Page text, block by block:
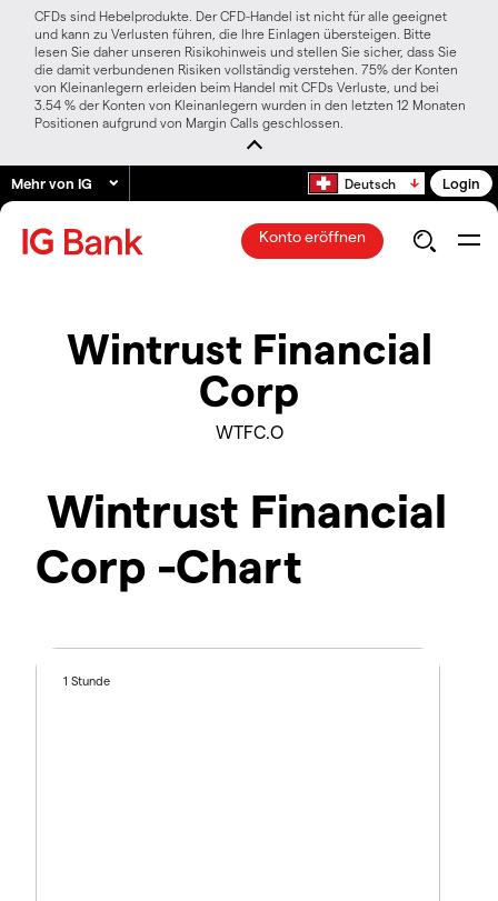
CFDs sind Hebelprodukte. Der CFD-Handel ist nicht für alle geeignet
und kann zu Verlusten führen, die Ihre Einlagen übersteigen. Bitte
lesen Sie daher unseren Risikohinweis und stellen Sie sicher, dass Sie
die damit verbundenen Risiken vollständig verstehen. 75% der Konten
von Kleinanlegern erleiden beim Handel mit CFDs Verluste, und bei
3.54 % der Konten von Kleinanlegern wurden in den letzten 12 Monaten
Positionen aufgrund von Margin Calls geschlossen.
Mehr von IG Deutsch Login
Konto eröffnen
Wintrust Financial
Corp
WTFC.O
Wintrust Financial
Corp -Chart
1 Stunde